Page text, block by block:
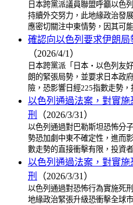
日本跨黨派議員聯盟呼籲以色
持續外交努力，此地緣政治發
應密切關注中東情勢，因其可
確認向以色列要求伊朗
（2026/4/1）
日本跨黨派「日本・以色列友
朗的緊張局勢，並要求日本政
險，恐影響日經225指數走勢
以色列通過法案，對實
刑
（2026/3/31）
以色列通過對巴勒斯坦恐怖分
勢恐加劇中東不確定性，進而
數走勢的直接衝擊有限，投資
以色列通過法案，對實
刑
（2026/3/31）
以色列通過對恐怖行為實施死
地緣政治緊張升級恐衝擊全球